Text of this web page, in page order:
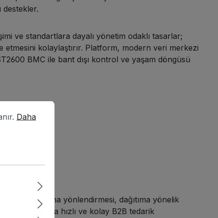
destekler.
ve standartlara dayalı yönetim odaklı tasarlar;
kolaylaştırır. Platform, modern veri merkezi
BMC ile bant dışı kontrol ve yaşam döngüsü
yapılandırma yönlendirmesi, dağıtıma yönelik
hızlı ve kolay B2B tedarik
Daha fazla bilgi...
Daha